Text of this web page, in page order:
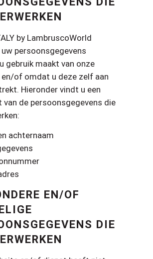
by LambruscoWorld
persoonsgegevens
gebruik maakt van onze
of omdat u deze zelf aan
Hieronder vindt u een
van de persoonsgegevens die
achternaam
EN/OF
DIE